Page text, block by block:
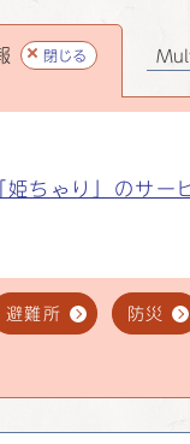
閉じる
ちゃり」のサー
避難所 防災